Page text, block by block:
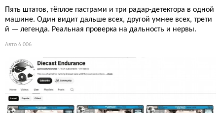
Пять штатов, тёплое пастрами и три радар-детектора в одной
машине. Один видит дальше всех, другой умнее всех, трети
й — легенда. Реальная проверка на дальность и нервы.
Авто 6 006